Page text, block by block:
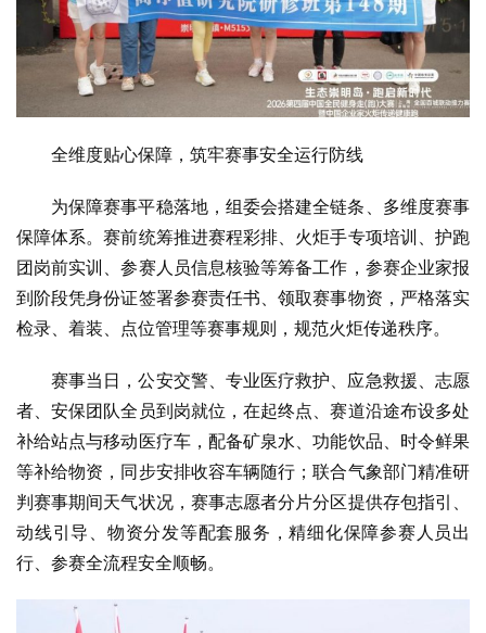
全维度贴心保障，筑牢赛事安全运行防线
为保障赛事平稳落地，组委会搭建全链条、多维度赛事
保障体系。赛前统筹推进赛程彩排、火炬手专项培训、护跑
团岗前实训、参赛人员信息核验等筹备工作，参赛企业家报
到阶段凭身份证签署参赛责任书、领取赛事物资，严格落实
检录、着装、点位管理等赛事规则，规范火炬传递秩序。
赛事当日，公安交警、专业医疗救护、应急救援、志愿
者、安保团队全员到岗就位，在起终点、赛道沿途布设多处
补给站点与移动医疗车，配备矿泉水、功能饮品、时令鲜果
等补给物资，同步安排收容车辆随行；联合气象部门精准研
判赛事期间天气状况，赛事志愿者分片分区提供存包指引、
动线引导、物资分发等配套服务，精细化保障参赛人员出
行、参赛全流程安全顺畅。